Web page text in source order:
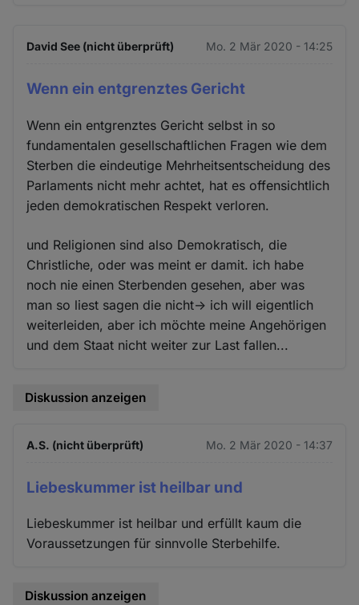
David See (nicht überprüft) Mo. 2 Mär 2020 - 14:25
Wenn ein entgrenztes Gericht
Wenn ein entgrenztes Gericht selbst in so
fundamentalen gesellschaftlichen Fragen wie dem
Sterben die eindeutige Mehrheitsentscheidung des
Parlaments nicht mehr achtet, hat es offensichtlich
jeden demokratischen Respekt verloren.
und Religionen sind also Demokratisch, die
Christliche, oder was meint er damit. ich habe
noch nie einen Sterbenden gesehen, aber was
man so liest sagen die nicht-> ich will eigentlich
weiterleiden, aber ich möchte meine Angehörigen
und dem Staat nicht weiter zur Last fallen...
Diskussion anzeigen
A.S. (nicht überprüft) Mo. 2 Mär 2020 - 14:37
Liebeskummer ist heilbar und
Liebeskummer ist heilbar und erfüllt kaum die
Voraussetzungen für sinnvolle Sterbehilfe.
Diskussion anzeigen